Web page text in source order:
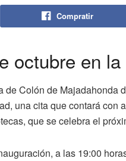
Compratir
octubre en
de Colón de Majadahonda
una cita que contará con
que se celebra el
a las 19:00